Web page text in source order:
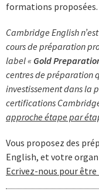
formations proposées.
Cambridge English
cours de préparation
label « Gold
centres de préparation
investissement dans la
certifications
approche étape par
Vous proposez des
English, et votre
Ecrivez-nous pour